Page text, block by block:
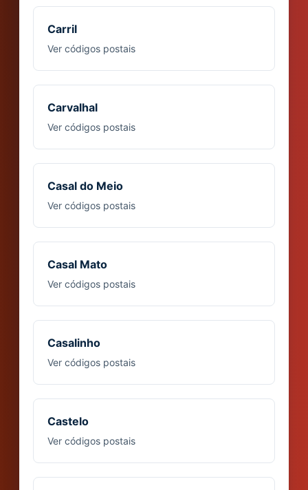
Carril
Ver códigos postais
Carvalhal
Ver códigos postais
Casal do Meio
Ver códigos postais
Casal Mato
Ver códigos postais
Casalinho
Ver códigos postais
Castelo
Ver códigos postais